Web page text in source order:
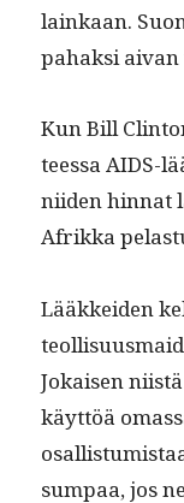
lainkaan.
pahak­si
Kun Bill
teessa AIDS-
niiden hin­nat
Afrik­ka
Lääkkei­den
Jokaisen
käyt­töä
sumpaa, jos